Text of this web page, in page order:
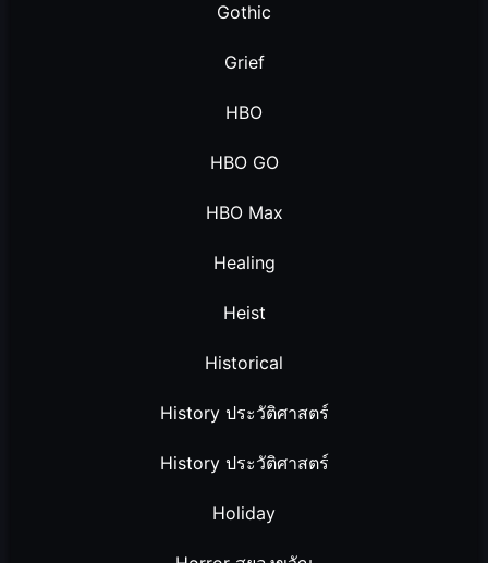
Gothic
Grief
HBO
HBO GO
HBO Max
Healing
Heist
Historical
History ประวัติศาสตร์
History ประวัติศาสตร์
Holiday